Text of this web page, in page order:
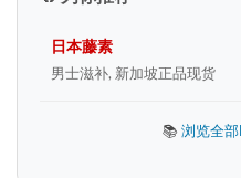
日本藤素
男士滋补, 新加坡正品现货
📚 浏览全